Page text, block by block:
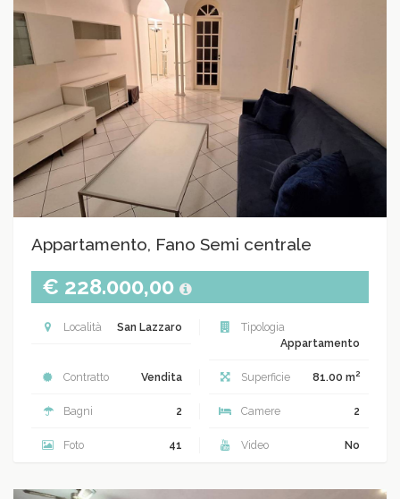
Appartamento, Fano Semi centrale
€ 228.000,00
Località San Lazzaro
Tipologia
Appartamento
Contratto Vendita Superficie 81.00 m2
Bagni 2 Camere 2
Foto 41 Video No